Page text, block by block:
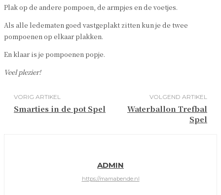
Plak op de andere pompoen, de armpjes en de voetjes.
Als alle ledematen goed vastgeplakt zitten kun je de twee
pompoenen op elkaar plakken.
En klaar is je pompoenen popje.
Veel plezier!
VORIG ARTIKEL
Smarties in de pot Spel
VOLGEND ARTIKEL
Waterballon Trefbal
Spel
ADMIN
https://mamabende.nl